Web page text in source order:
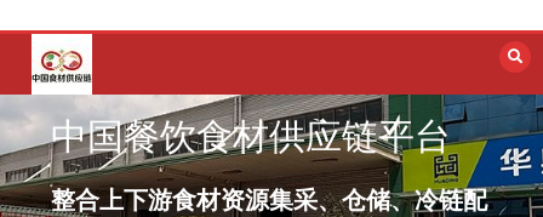
容
中国餐饮食材供应链平台
整合上下游食材资源集采、仓储、冷链配